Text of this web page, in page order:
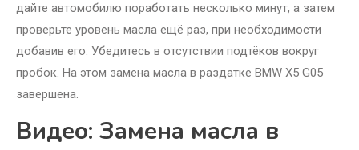
дайте автомобилю поработать несколько минут, а затем
проверьте уровень масла ещё раз, при необходимости
добавив его. Убедитесь в отсутствии подтёков вокруг
пробок. На этом замена масла в раздатке BMW X5 G05
завершена.
Видео: Замена масла в